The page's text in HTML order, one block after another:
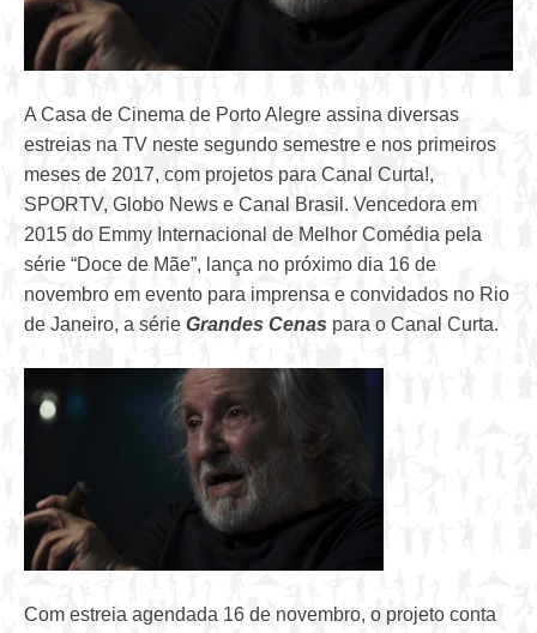
A Casa de Cinema de Porto Alegre assina diversas
estreias na TV neste segundo semestre e nos primeiros
meses de 2017, com projetos para Canal Curta!,
SPORTV, Globo News e Canal Brasil. Vencedora em
2015 do Emmy Internacional de Melhor Comédia pela
série “Doce de Mãe”, lança no próximo dia 16 de
novembro em evento para imprensa e convidados no Rio
de Janeiro, a série Grandes Cenas para o Canal Curta.
Com estreia agendada 16 de novembro, o projeto conta